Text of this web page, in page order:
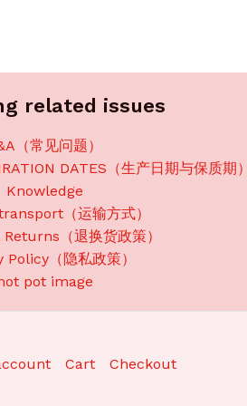
related issues
（常见问题）
DATES（生产日期与保质期
Knowledge
（运输方式）
（退换货政策）
Policy（隐私政策）
pot image
Cart Checkout